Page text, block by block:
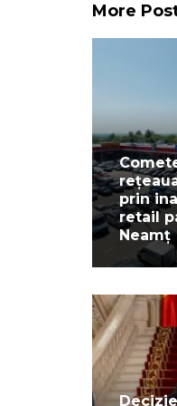
More
prin
retail
Neamț